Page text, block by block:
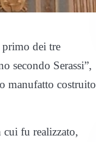
dei tre
secondo Serassi”,
manufatto costruito
cui fu realizzato,